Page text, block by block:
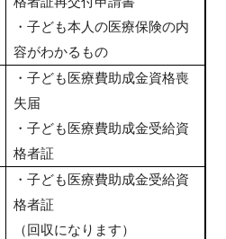
・子ども本人の医療保険の内
容がわかるもの
・子ども医療費助成金資格喪
失届
・子ども医療費助成金受給資
格者証
・子ども医療費助成金受給資
格者証
（回収になります）